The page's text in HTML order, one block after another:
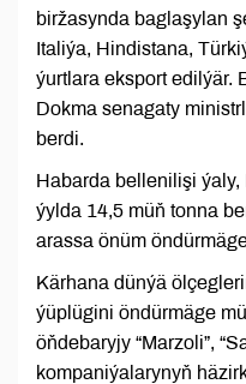
biržasynda baglaşylan
Italiýa, Hindistana,
ýurtlara eksport edilýär.
Dokma senagaty
berdi.
Habarda bellenilişi
ýylda 14,5 müň tonna
arassa önüm
Kärhana dünýä
ýüplügini öndürmäge
öňdebaryjy “Marzoli”,
kompaniýalarynyň